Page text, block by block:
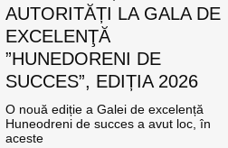
AUTORITĂȚI LA GALA DE
EXCELENŢĂ
”HUNEDORENI DE
SUCCES”, EDIȚIA 2026
O nouă ediție a Galei de excelență
Huneodreni de succes a avut loc, în
aceste